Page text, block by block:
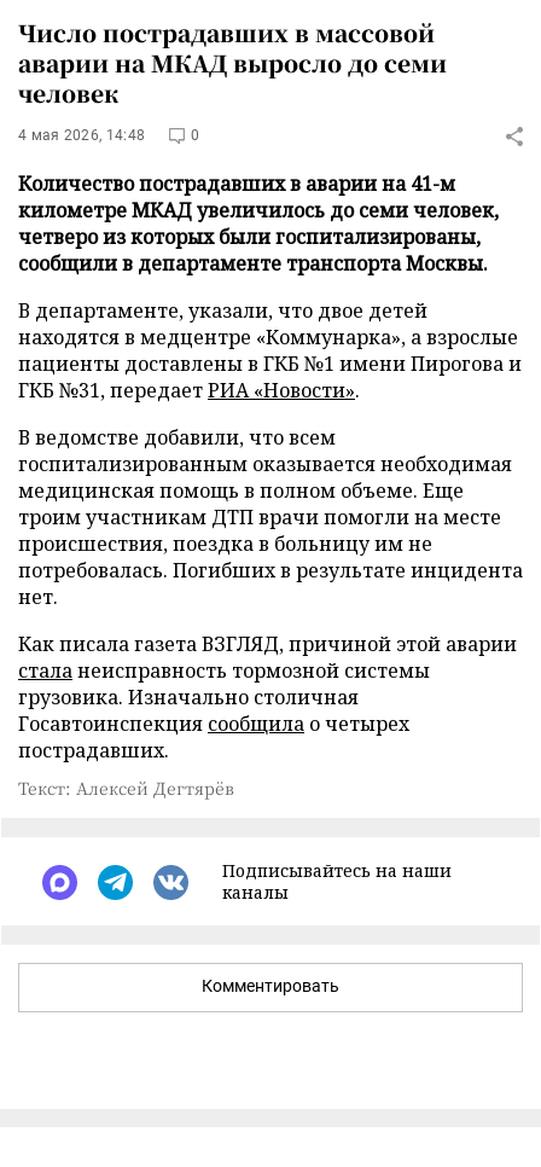
Число пострадавших в массовой
аварии на МКАД выросло до семи
человек
4 мая 2026, 14:48 0
Количество пострадавших в аварии на 41-м
километре МКАД увеличилось до семи человек,
четверо из которых были госпитализированы,
сообщили в департаменте транспорта Москвы.
В департаменте, указали, что двое детей
находятся в медцентре «Коммунарка», а взрослые
пациенты доставлены в ГКБ №1 имени Пирогова и
ГКБ №31, передаетРИА «Новости».
В ведомстве добавили, что всем
госпитализированным оказывается необходимая
медицинская помощь в полном объеме. Еще
троим участникам ДТП врачи помогли на месте
происшествия, поездка в больницу им не
потребовалась. Погибших в результате инцидента
нет.
Как писала газета ВЗГЛЯД, причиной этой аварии
сталанеисправность тормозной системы
грузовика. Изначально столичная
Госавтоинспекция сообщила о четырех
пострадавших.
Текст: Алексей Дегтярёв
Подписывайтесь на наши
каналы
Комментировать